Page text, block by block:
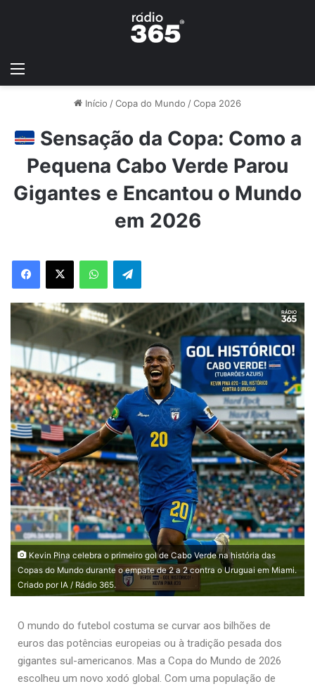
Início /Copa do Mundo /Copa 2026
Sensação da Copa: Como a
Pequena Cabo Verde Parou
Gigantes e Encantou o Mundo
em 2026
Kevin Pina celebra o primeiro gol de Cabo Verde na história das
Copas do Mundo durante o empate de 2 a 2 contra o Uruguai em Miami.
Criado por IA / Rádio 365.
O mundo do futebol costuma se curvar aos bilhões de
euros das potências europeias ou à tradição pesada dos
gigantes sul-americanos. Mas a Copa do Mundo de 2026
escolheu um novo xodó global. Com uma população de